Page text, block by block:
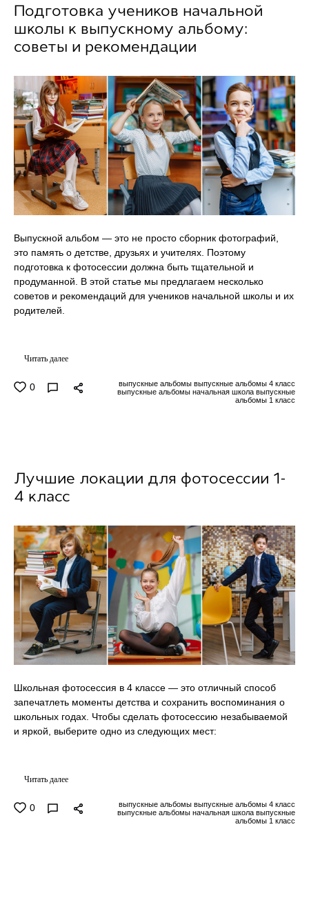
Выпускной альбом — это не просто сборник фотографий,
это память о детстве, друзьях и учителях. Поэтому
подготовка к фотосессии должна быть тщательной и
продуманной. В этой статье мы предлагаем несколько
советов и рекомендаций для учеников начальной школы и их
родителей.
Читать далее
0
выпускные альбомы выпускные альбомы 4 класс
выпускные альбомы начальная школа выпускные
альбомы 1 класс
Подготовка учеников начальной
школы к выпускному альбому:
советы и рекомендации
Школьная фотосессия в 4 классе — это отличный способ
запечатлеть моменты детства и сохранить воспоминания о
школьных годах. Чтобы сделать фотосессию незабываемой
и яркой, выберите одно из следующих мест:
Читать далее
0
выпускные альбомы выпускные альбомы 4 класс
выпускные альбомы начальная школа выпускные
альбомы 1 класс
Лучшие локации для фотосессии 1-
4 класс